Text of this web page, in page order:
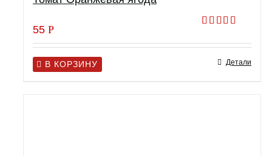
5.00из 5
55 Р
В КОРЗИНУ Детали